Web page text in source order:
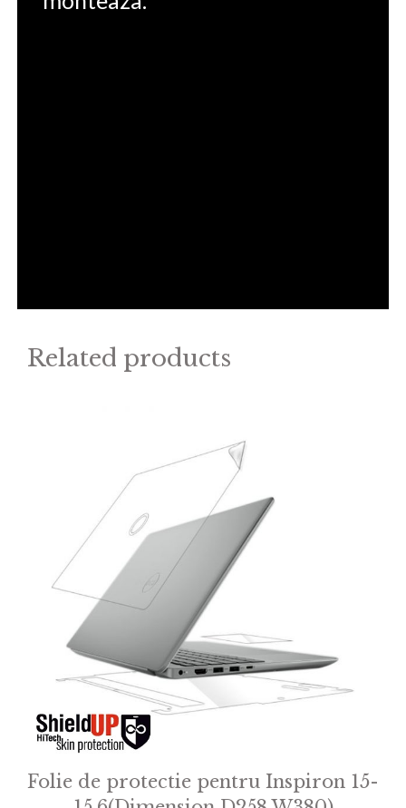
Related products
Folie de protectie pentru Inspiron 15-